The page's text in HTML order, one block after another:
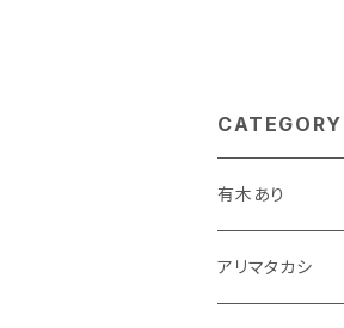
CATEGORY
有木あり
個展「ありチクラ」
アリマタカシ